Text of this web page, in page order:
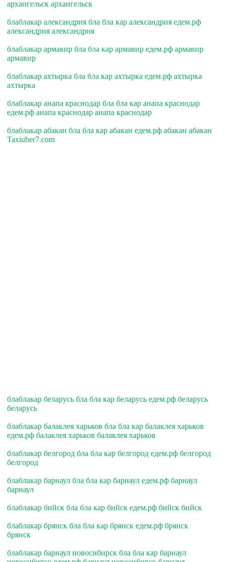
архангельск архангельск
блаблакар александрия бла бла кар александрия едем.рф
александрия александрия
блаблакар армавир бла бла кар армавир едем.рф армавир
армавир
блаблакар ахтырка бла бла кар ахтырка едем.рф ахтырка
ахтырка
блаблакар анапа краснодар бла бла кар анапа краснодар
едем.рф анапа краснодар анапа краснодар
блаблакар абакан бла бла кар абакан едем.рф абакан абакан
Taxiuber7.com
блаблакар беларусь бла бла кар беларусь едем.рф беларусь
беларусь
блаблакар балаклея харьков бла бла кар балаклея харьков
едем.рф балаклея харьков балаклея харьков
блаблакар белгород бла бла кар белгород едем.рф белгород
белгород
блаблакар барнаул бла бла кар барнаул едем.рф барнаул
барнаул
блаблакар бийск бла бла кар бийск едем.рф бийск бийск
блаблакар брянск бла бла кар брянск едем.рф брянск
брянск
блаблакар барнаул новосибирск бла бла кар барнаул